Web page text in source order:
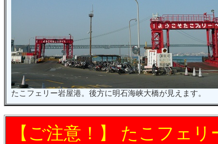
たこフェリー岩屋港。後方に明石海峡大橋が見えます。
【ご注意！】 たこフェ